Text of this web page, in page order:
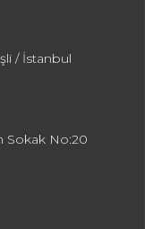
/ İstanbul
Sokak No:20